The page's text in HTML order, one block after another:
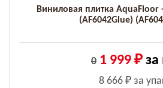
Виниловая плитка AquaFloor
(AF6042Glue)
0 1 999 ₽ за
8 666 ₽ за